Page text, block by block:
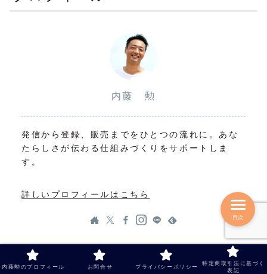
内藤 勲
発信から登録、販売までをひとつの流れに。あな
たらしさが伝わる仕組みづくりをサポートしま
す。
詳しいプロフィールはこちら
ブログ内検索
内藤勲のプロフィール お問合せ プライバシーポリシー
特定商取引法に基づく
表記
目次